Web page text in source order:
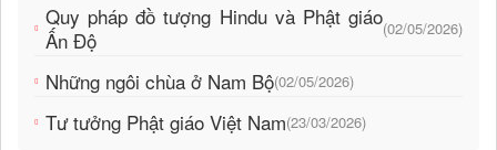
Quy pháp đồ tượng Hindu và Phật giáo
Ấn Độ
(02/05/2026)
Những ngôi chùa ở Nam Bộ(02/05/2026)
Tư tưởng Phật giáo Việt Nam(23/03/2026)